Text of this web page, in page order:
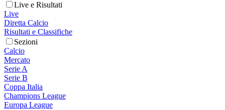
Live e Risultati
Live
Diretta Calcio
Risultati e Classifiche
Sezioni
Calcio
Mercato
Serie A
Serie B
Coppa Italia
Champions League
Europa League